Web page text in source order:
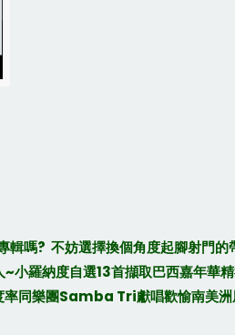
輯嗎? 不妨選擇換個角度起腳射門的
~小羅納度自選13首擷取巴西嘉年華
同樂團Samba Tri獻唱歡愉南美